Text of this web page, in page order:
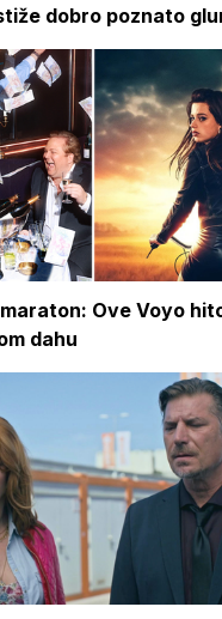
dobro poznato
Ove Voyo
dahu